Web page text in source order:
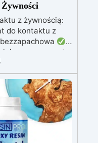
z żywnością:
do kontaktu z
przezroczyste,
wykończenie po
odporna na
zapewniając
użycia: stosunek
do 10 godzin i
48 godzin
idealna do powłok
(do 1 cm)